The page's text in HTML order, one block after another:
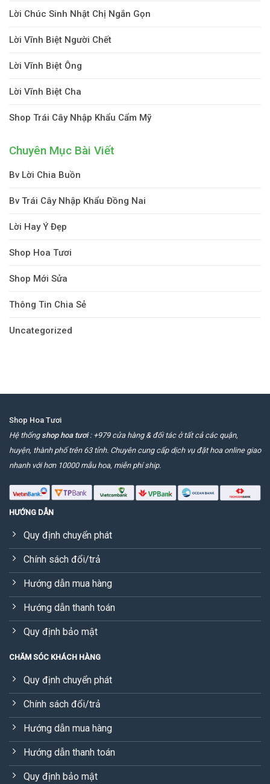
Lời Chúc Sinh Nhật Chị Ngắn Gọn
Lời Vĩnh Biệt Người Chết
Lời Vĩnh Biệt Ông
Lời Vĩnh Biệt Cha
Shop Trái Cây Nhập Khẩu Cẩm Mỹ
Chuyên Mục Bài Viết
Bv Lời Chia Buồn
Bv Trái Cây Nhập Khẩu Đồng Nai
Lời Hay Ý Đẹp
Shop Hoa Tươi
Shop Mới Sửa
Thông Tin Chia Sẻ
Uncategorized
Shop Hoa Tươi
Hệ thống shop hoa tươi: +979 cửa hàng & đối tác ở tất cả các quận,
huyện, thành phố trên 63 tỉnh. Chuyên cung cấp dịch vụ đặt hoa online giao
nhanh với hơn 10000 mẫu hoa, miễn phí ship.
HƯỚNG DẪN
Quy định chuyển phát
Chính sách đổi/trả
Hướng dẫn mua hàng
Hướng dẫn thanh toán
Quy định bảo mật
CHĂM SÓC KHÁCH HÀNG
Quy định chuyển phát
Chính sách đổi/trả
Hướng dẫn mua hàng
Hướng dẫn thanh toán
Quy định bảo mật